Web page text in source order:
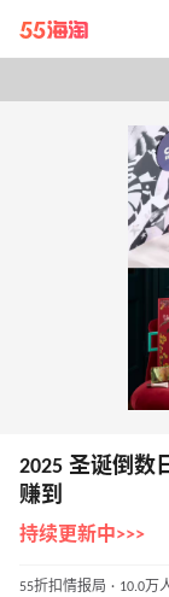
带你去官网买正品
2025 圣诞倒数
赚到
持续更新中>>>
55折扣情报局 · 10.0万